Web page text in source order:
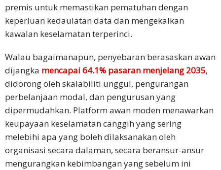
premis untuk memastikan pematuhan dengan
keperluan kedaulatan data dan mengekalkan
kawalan keselamatan terperinci.​
Walau bagaimanapun, penyebaran berasaskan awan
dijangka mencapai 64.1% pasaran menjelang 2035,
didorong oleh skalabiliti unggul, pengurangan
perbelanjaan modal, dan pengurusan yang
dipermudahkan. Platform awan moden menawarkan
keupayaan keselamatan canggih yang sering
melebihi apa yang boleh dilaksanakan oleh
organisasi secara dalaman, secara beransur-ansur
mengurangkan kebimbangan yang sebelum ini